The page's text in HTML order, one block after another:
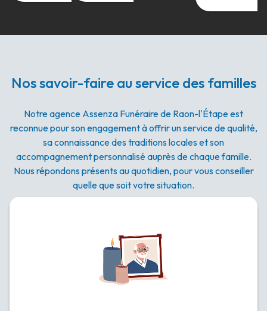
Nos savoir-faire au service des familles
Notre agence Assenza Funéraire de Raon-l'Étape est
reconnue pour son engagement à offrir un service de qualité,
sa connaissance des traditions locales et son
accompagnement personnalisé auprès de chaque famille.
Nous répondons présents au quotidien, pour vous conseiller
quelle que soit votre situation.